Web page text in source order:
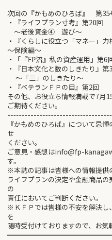
次回の『かもめのひろば』 第
・『ライフプラン寸考』第20回
～老後資金④ 遊び～
・『くらしに役立つ「マネー」
～保険編～
・「『FP流』私の資産運用」第6
・『日本文化と数のしきたり』第
～「三」のしきたり～
・『ベテランＦＰの目』第2回
その他、お役立ち情報満載で7月
ご期待ください。
『かもめのひろば』について忌
せ
ください。
ご意見・感想はinfo@fp-
す。
※本誌の記事は皆様への情報提供
ライフプランの決定や金融商品
の
責任においてご判断ください。
※ＫＦＰでは皆様の不安を解決し
を
随時受付けておりますので、お気